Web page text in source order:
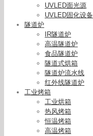
UVLED面光源
UVLED固化设备
隧道炉
IR隧道炉
高温隧道炉
食品隧道炉
隧道式烘箱
隧道炉流水线
红外线隧道炉
工业烤箱
工业烘箱
热风烤箱
恒温烤箱
高温烤箱